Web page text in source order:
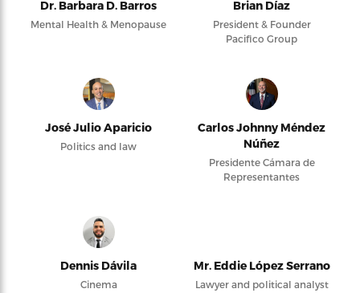
Dr. Barbara D. Barros
Mental Health & Menopause
Brian Díaz
President & Founder
Pacifico Group
José Julio Aparicio
Politics and law
Carlos Johnny Méndez
Núñez
Presidente Cámara de
Representantes
Dennis Dávila
Cinema
Mr. Eddie López Serrano
Lawyer and political analyst